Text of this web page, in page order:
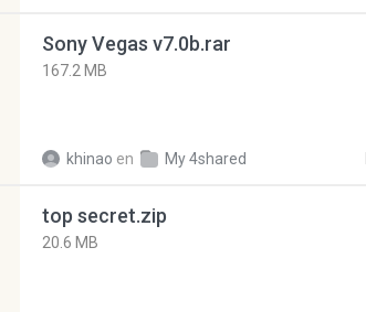
Sony Vegas v7.0b.rar
167.2 MB
khinao en My 4shared
top secret.zip
20.6 MB